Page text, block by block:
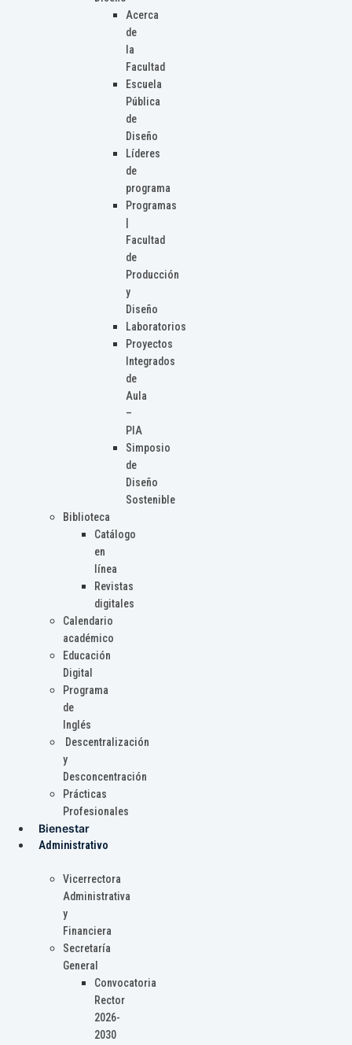
Acerca
de
la
Facultad
Escuela
Pública
de
Diseño
Líderes
de
programa
Programas
Facultad
de
Producción
y
Diseño
Laboratorios
Proyectos
Integrados
de
Aula
–
PIA
Simposio
de
Diseño
Sostenible
Biblioteca
Catálogo
en
línea
Revistas
digitales
Calendario
académico
Educación
Digital
Programa
de
Inglés
Descentralización
y
Desconcentración
Prácticas
Profesionales
Bienestar
Administrativo
Vicerrectora
Administrativa
y
Financiera
Secretaría
General
Convocatoria
Rector
2026-
2030